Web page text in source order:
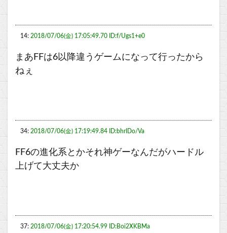
14: 2018/07/06(金) 17:05:49.70 ID:f/Ugs1+e0
まあFFは6以降違うゲームになって行ったから
ねぇ
34: 2018/07/06(金) 17:19:49.84 ID:bhrIDo/Va
FF6の進化系とかそれ神ゲーなんだがハードル
上げて大丈夫か
37: 2018/07/06(金) 17:20:54.99 ID:Boi2XKBMa